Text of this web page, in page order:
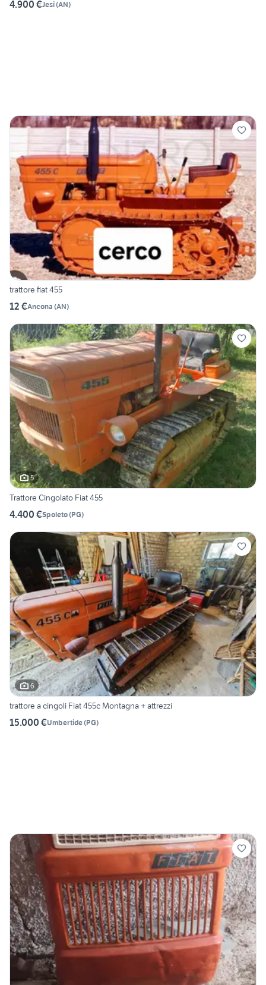
4.900 €Jesi(AN)
trattore fiat 455
12 €Ancona (AN)
5
Trattore Cingolato Fiat 455
4.400 €Spoleto(PG)
6
trattore a cingoli Fiat 455c Montagna + attrezzi
15.000 €Umbertide(PG)